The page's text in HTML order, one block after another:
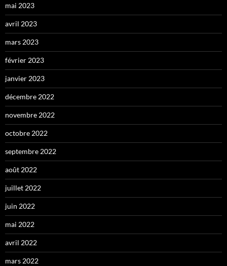
mai 2023
avril 2023
mars 2023
février 2023
janvier 2023
décembre 2022
novembre 2022
octobre 2022
septembre 2022
août 2022
juillet 2022
juin 2022
mai 2022
avril 2022
mars 2022